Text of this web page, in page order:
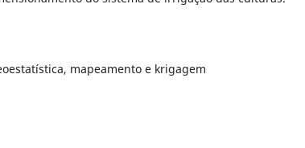
mapeamento e krigagem